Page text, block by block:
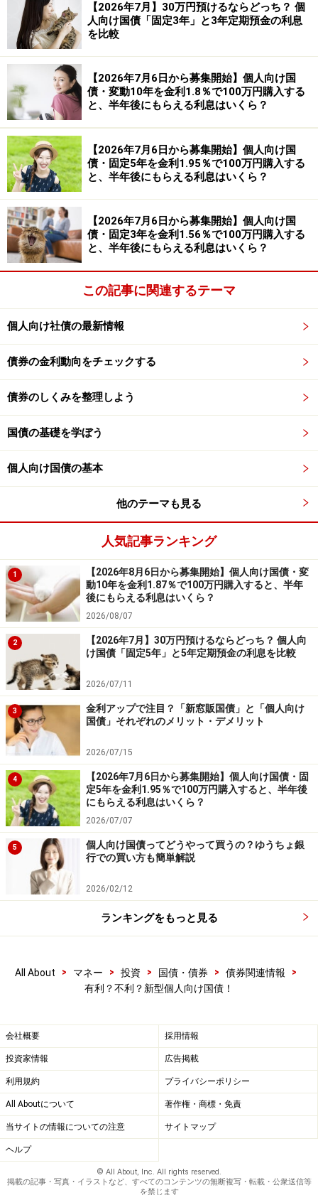
【2026年7月】30万円預けるならどっち？ 個
人向け国債「固定3年」と3年定期預金の利息
を比較
【2026年7月6日から募集開始】個人向け国
債・変動10年を金利1.8％で100万円購入する
と、半年後にもらえる利息はいくら？
【2026年7月6日から募集開始】個人向け国
債・固定5年を金利1.95％で100万円購入する
と、半年後にもらえる利息はいくら？
【2026年7月6日から募集開始】個人向け国
債・固定3年を金利1.56％で100万円購入する
と、半年後にもらえる利息はいくら？
この記事に関連するテーマ
個人向け社債の最新情報
債券の金利動向をチェックする
債券のしくみを整理しよう
国債の基礎を学ぼう
個人向け国債の基本
他のテーマも見る
人気記事ランキング
1
【2026年8月6日から募集開始】個人向け国債・変
動10年を金利1.87％で100万円購入すると、半年
後にもらえる利息はいくら？
2026/08/07
2
【2026年7月】30万円預けるならどっち？ 個人向
け国債「固定5年」と5年定期預金の利息を比較
2026/07/11
3
金利アップで注目？「新窓販国債」と「個人向け
国債」それぞれのメリット・デメリット
2026/07/15
4
【2026年7月6日から募集開始】個人向け国債・固
定5年を金利1.95％で100万円購入すると、半年後
にもらえる利息はいくら？
2026/07/07
5
個人向け国債ってどうやって買うの？ゆうちょ銀
行での買い方も簡単解説
2026/02/12
ランキングをもっと見る
All About > マネー > 投資 > 国債・債券 > 債券関連情報
>
有利？不利？新型個人向け国債！
会社概要 採用情報
投資家情報 広告掲載
利用規約 プライバシーポリシー
All Aboutについて 著作権・商標・免責
当サイトの情報についての注意 サイトマップ
ヘルプ
© All About, Inc. All rights reserved.
掲載の記事・写真・イラストなど、すべてのコンテンツの無断複写・転載・公衆送信等
を禁じます